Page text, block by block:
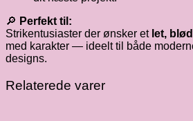
🔎 Perfekt til:
Strikentusiaster der ønsker et let,
med karakter — ideelt til både
designs.
Relaterede varer